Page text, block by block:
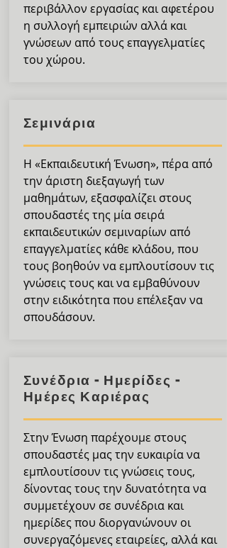
περιβάλλον εργασίας και αφετέρου
η συλλογή εμπειριών αλλά και
γνώσεων από τους επαγγελματίες
του χώρου.
Σεμινάρια
Η «Εκπαιδευτική Ένωση», πέρα από
την άριστη διεξαγωγή των
μαθημάτων, εξασφαλίζει στους
σπουδαστές της μία σειρά
εκπαιδευτικών σεμιναρίων από
επαγγελματίες κάθε κλάδου, που
τους βοηθούν να εμπλουτίσουν τις
γνώσεις τους και να εμβαθύνουν
στην ειδικότητα που επέλεξαν να
σπουδάσουν.
Συνέδρια - Ημερίδες -
Ημέρες Καριέρας
Στην Ένωση παρέχουμε στους
σπουδαστές μας την ευκαιρία να
εμπλουτίσουν τις γνώσεις τους,
δίνοντας τους την δυνατότητα να
συμμετέχουν σε συνέδρια και
ημερίδες που διοργανώνουν οι
συνεργαζόμενες εταιρείες, αλλά και